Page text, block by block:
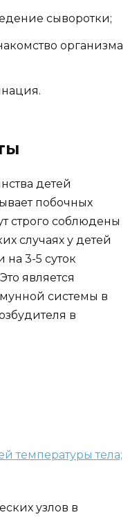
сыворотки;
организма
детей
побочных
строго соблюдены
случаях у детей
3-5 суток
является
системы в
в
температуры тела;
узлов в